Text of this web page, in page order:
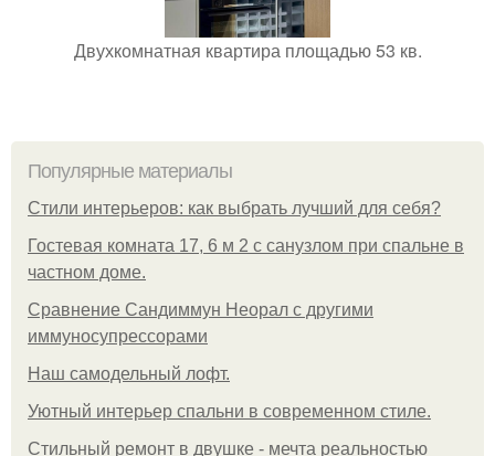
Двухкомнатная квартира площадью 53 кв.
Популярные материалы
Стили интерьеров: как выбрать лучший для себя?
Гостевая комната 17, 6 м 2 с санузлом при спальне в
частном доме.
Сравнение Сандиммун Неорал с другими
иммуносупрессорами
Наш самодельный лофт.
Уютный интерьер спальни в современном стиле.
Стильный ремонт в двушке - мечта реальностью